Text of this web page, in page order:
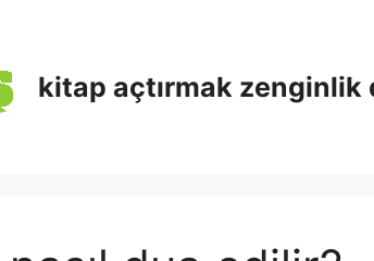
kitap açtırmak zenginlik